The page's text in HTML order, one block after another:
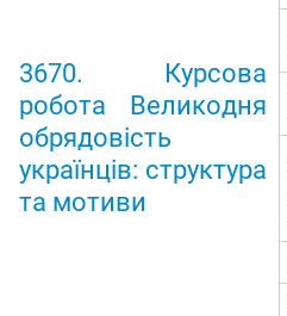
3670. Курсова
робота Великодня
обрядовість
українців: структура
та мотиви